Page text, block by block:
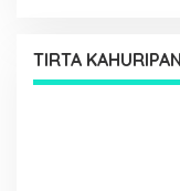
TIRTA KAHURIPAN